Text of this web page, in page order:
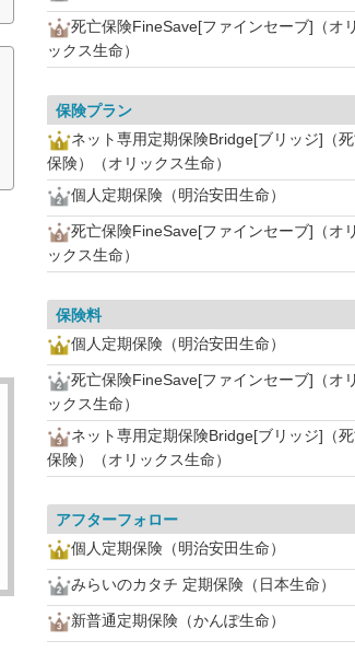
死亡保険FineSave[ファインセーブ]（オリ
ックス生命）
保険プラン
ネット専用定期保険Bridge[ブリッジ]（
保険）（オリックス生命）
個人定期保険（明治安田生命）
死亡保険FineSave[ファインセーブ]（オリ
ックス生命）
保険料
個人定期保険（明治安田生命）
死亡保険FineSave[ファインセーブ]（オリ
ックス生命）
ネット専用定期保険Bridge[ブリッジ]（
保険）（オリックス生命）
アフターフォロー
個人定期保険（明治安田生命）
みらいのカタチ 定期保険（日本生命）
新普通定期保険（かんぽ生命）